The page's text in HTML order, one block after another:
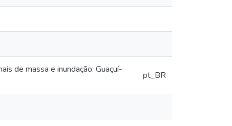
de massa e inundação: Guaçuí-
pt_BR